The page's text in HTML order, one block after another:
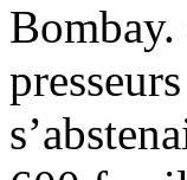
Bombay.